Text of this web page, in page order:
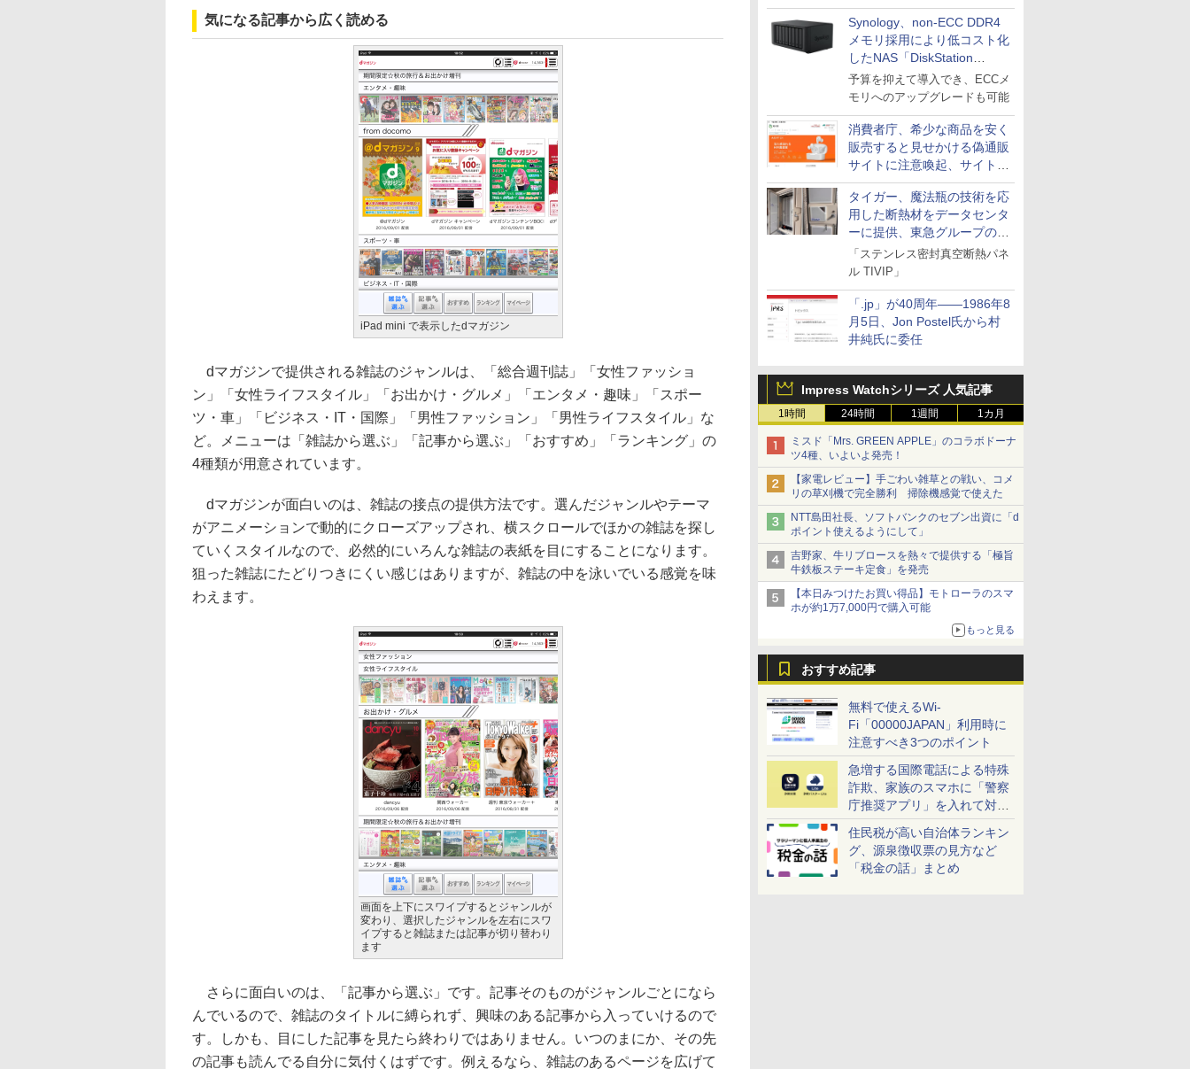
の“あたらしい”を起動し続け
る～オプテージ
Synology、non-ECC DDR4
メモリ採用により低コスト化
したNAS「DiskStation
neo+」シリーズ
予算を抑えて導入でき、ECCメ
モリへのアップグレードも可能
消費者庁、希少な商品を安く
販売すると見せかける偽通販
サイトに注意喚起、サイト名
とドメイン名を公表
タイガー、魔法瓶の技術を応
用した断熱材をデータセンタ
ーに提供、東急グループの実
証実験で
「ステンレス密封真空断熱パネ
ル TIVIP」
「.jp」が40周年――1986年8
月5日、Jon Postel氏から村
井純氏に委任
Impress Watchシリーズ 人気記事
1時間 24時間 1週間 1カ月
ミスド「Mrs. GREEN APPLE」のコラボドーナ
ツ4種、いよいよ発売！
【家電レビュー】手ごわい雑草との戦い、コメ
リの草刈機で完全勝利 掃除機感覚で使えた
NTT島田社長、ソフトバンクのセブン出資に「d
ポイント使えるようにして」
吉野家、牛リブロースを熱々で提供する「極旨
牛鉄板ステーキ定食」を発売
【本日みつけたお買い得品】モトローラのスマ
ホが約1万7,000円で購入可能
もっと見る
おすすめ記事
無料で使えるWi-
Fi「00000JAPAN」利用時に
注意すべき3つのポイント
急増する国際電話による特殊
詐欺、家族のスマホに「警察
庁推奨アプリ」を入れて対策
しよう！
住民税が高い自治体ランキン
グ、源泉徴収票の見方など
「税金の話」まとめ
気になる記事から広く読める
iPad mini で表示したdマガジン
dマガジンで提供される雑誌のジャンルは、「総合週刊誌」「女性ファッショ
ン」「女性ライフスタイル」「お出かけ・グルメ」「エンタメ・趣味」「スポー
ツ・車」「ビジネス・IT・国際」「男性ファッション」「男性ライフスタイル」な
ど。メニューは「雑誌から選ぶ」「記事から選ぶ」「おすすめ」「ランキング」の
4種類が用意されています。
dマガジンが面白いのは、雑誌の接点の提供方法です。選んだジャンルやテーマ
がアニメーションで動的にクローズアップされ、横スクロールでほかの雑誌を探し
ていくスタイルなので、必然的にいろんな雑誌の表紙を目にすることになります。
狙った雑誌にたどりつきにくい感じはありますが、雑誌の中を泳いでいる感覚を味
わえます。
画面を上下にスワイプするとジャンルが
変わり、選択したジャンルを左右にスワ
イプすると雑誌または記事が切り替わり
ます
さらに面白いのは、「記事から選ぶ」です。記事そのものがジャンルごとになら
んでいるので、雑誌のタイトルに縛られず、興味のある記事から入っていけるので
す。しかも、目にした記事を見たら終わりではありません。いつのまにか、その先
の記事も読んでる自分に気付くはずです。例えるなら、雑誌のあるページを広げて